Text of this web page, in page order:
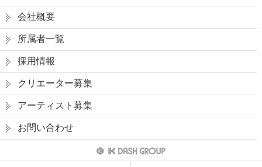
会社概要
所属者一覧
採用情報
クリエーター募集
アーティスト募集
お問い合わせ